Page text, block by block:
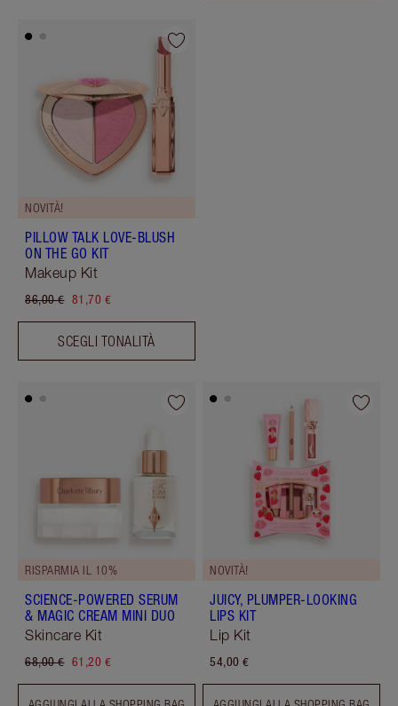
NOVITÀ!
PILLOW TALK LOVE-BLUSH
ON THE GO KIT
Makeup Kit
86,00 € 81,70 €
SCEGLI TONALITÀ
RISPARMIA IL 10%
SCIENCE-POWERED SERUM
& MAGIC CREAM MINI DUO
Skincare Kit
68,00 € 61,20 €
NOVITÀ!
JUICY, PLUMPER-LOOKING
LIPS KIT
Lip Kit
54,00 €